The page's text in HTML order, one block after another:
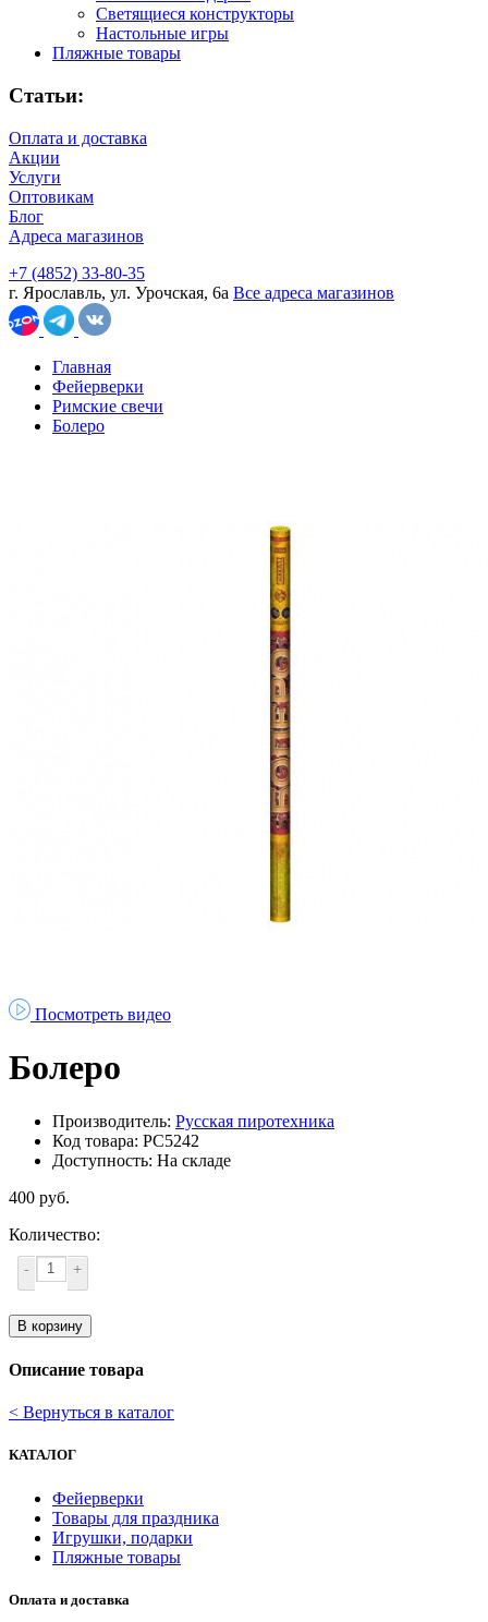
Светящиеся конструкторы
Настольные игры
Пляжные товары
Статьи:
Оплата и доставка
Акции
Услуги
Оптовикам
Блог
Адреса магазинов
+7 (4852) 33-80-35
г. Ярославль, ул. Урочская, 6а Все адреса магазинов
Главная
Фейерверки
Римские свечи
Болеро
Посмотреть видео
Болеро
Производитель: Русская пиротехника
Код товара: РС5242
Доступность: На складе
400 руб.
Количество:
- +
В корзину
Описание товара
< Вернуться в каталог
КАТАЛОГ
Фейерверки
Товары для праздника
Игрушки, подарки
Пляжные товары
Оплата и доставка